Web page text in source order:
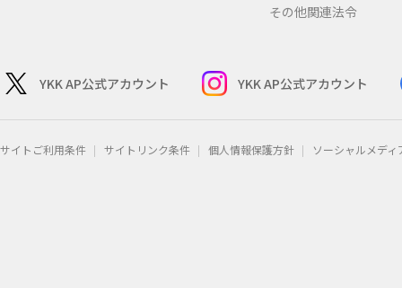
その他関連法令
YKK AP公式アカウント YKK AP公式アカウント
サイトご利用条件 サイトリンク条件 個人情報保護方針 ソーシャルメデ